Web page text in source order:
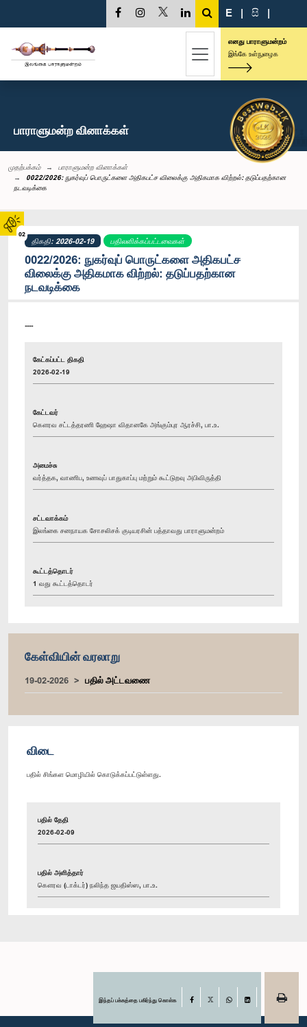
02
E | සි |
எனது பாராளுமன்றம்
இங்கே உள்நுழைக
பாராளுமன்ற வினாக்கள்
முதற்பக்கம்
பாராளுமன்ற வினாக்கள்
0022/2026: நுகர்வுப் பொருட்களை அதிகபட்ச விலைக்கு அதிகமாக விற்றல்: தடுப்பதற்கான
நடவடிக்கை
திகதி: 2026-02-19 பதிலளிக்கப்பட்டவைகள்
0022/2026: நுகர்வுப் பொருட்களை அதிகபட்ச
விலைக்கு அதிகமாக விற்றல்: தடுப்பதற்கான
நடவடிக்கை
----
கேட்கப்பட்ட திகதி
2026-02-19
கேட்டவர்
கௌரவ சட்டத்தரணி ஹேஷா விதானகே அங்கும்புர ஆரச்சி, பா.உ.
அமைச்சு
வர்த்தக, வாணிப, உணவுப் பாதுகாப்பு மற்றும் கூட்டுறவு அபிவிருத்தி
சட்டவாக்கம்
இலங்கை சனநாயக சோசலிசக் குடியரசின் பத்தாவது பாராளுமன்றம்
கூட்டத்தொடர்
1 வது கூட்டத்தொடர்
கேள்வியின் வரலாறு
19-02-2026 பதில் அட்டவணை
விடை
பதில் சிங்கள மொழியில் கொடுக்கப்பட்டுள்ளது.
பதில் தேதி
2026-02-09
பதில் அளித்தார்
கௌரவ (டாக்டர்) நலிந்த ஜயதிஸ்ஸ, பா.உ.
இந்தப் பக்கத்தை பகிர்ந்து கொள்க Facebook